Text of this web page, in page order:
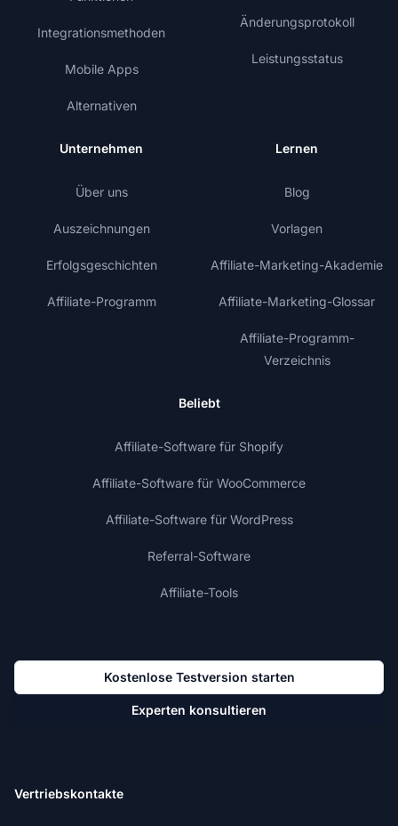
Integrationsmethoden
Mobile Apps
Alternativen
Änderungsprotokoll
Leistungsstatus
Unternehmen
Über uns
Auszeichnungen
Erfolgsgeschichten
Affiliate-Programm
Lernen
Blog
Vorlagen
Affiliate-Marketing-Akademie
Affiliate-Marketing-Glossar
Affiliate-Programm-
Verzeichnis
Beliebt
Affiliate-Software für Shopify
Affiliate-Software für WooCommerce
Affiliate-Software für WordPress
Referral-Software
Affiliate-Tools
Kostenlose Testversion starten
Experten konsultieren
Vertriebskontakte